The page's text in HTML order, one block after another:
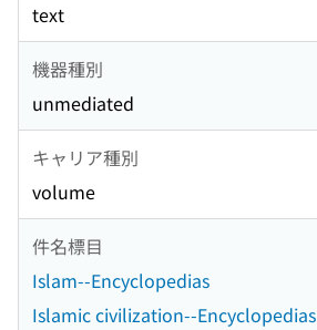
text
機器種別
unmediated
キャリア種別
volume
件名標目
Islam--Encyclopedias
Islamic civilization--Encyclopedias